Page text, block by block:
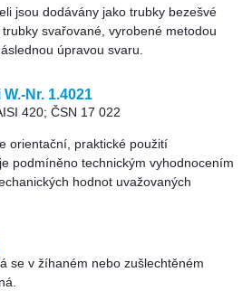
jsou dodávány jako trubky bezešvé
svařované, vyrobené metodou
úpravou svaru.
Nr. 1.4021
420; ČSN 17 022
orientační, praktické použití
podmíněno technickým vyhodnocením
hodnot uvažovaných
se v žíhaném nebo zušlechtěném